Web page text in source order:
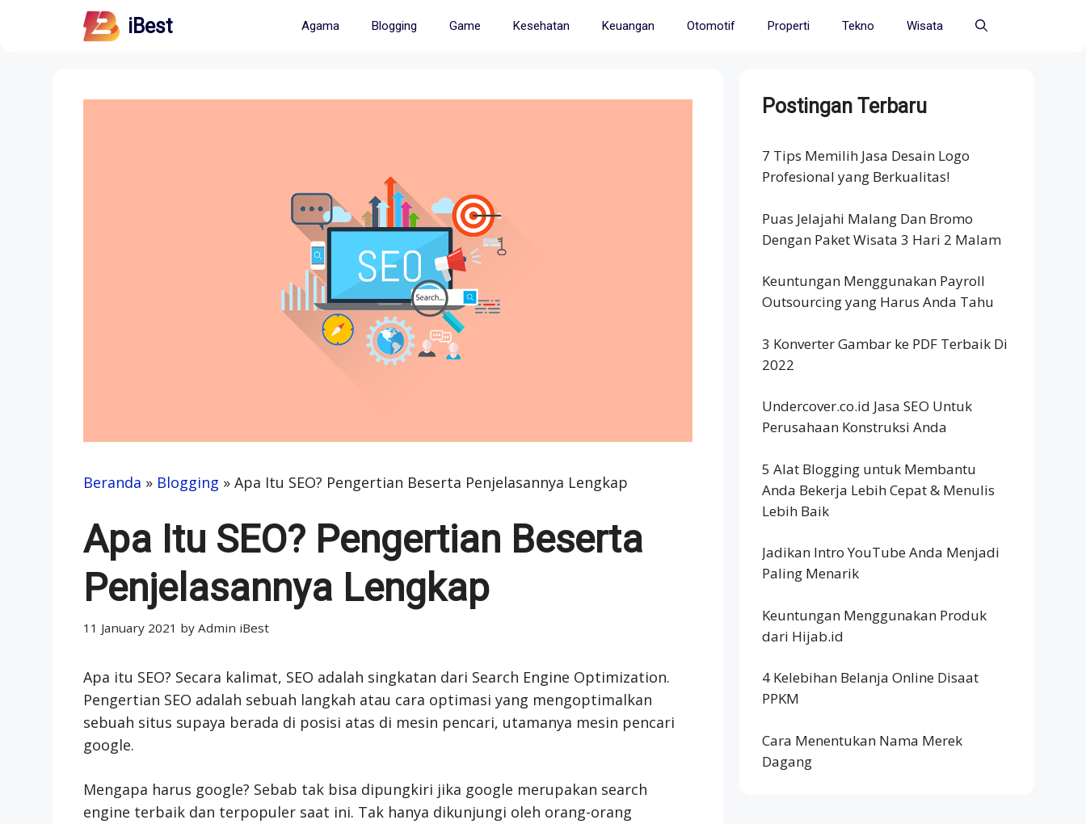
iBest Agama Blogging Game Kesehatan Keuangan Otomotif Properti Tekno Wisata
Beranda » Blogging » Apa Itu SEO? Pengertian Beserta Penjelasannya Lengkap
Apa Itu SEO? Pengertian Beserta
Penjelasannya Lengkap
11 January 2021 by Admin iBest
Apa itu SEO? Secara kalimat, SEO adalah singkatan dari Search Engine Optimization.
Pengertian SEO adalah sebuah langkah atau cara optimasi yang mengoptimalkan
sebuah situs supaya berada di posisi atas di mesin pencari, utamanya mesin pencari
google.
Mengapa harus google? Sebab tak bisa dipungkiri jika google merupakan search
engine terbaik dan terpopuler saat ini. Tak hanya dikunjungi oleh orang-orang
Postingan Terbaru
7 Tips Memilih Jasa Desain Logo
Profesional yang Berkualitas!
Puas Jelajahi Malang Dan Bromo
Dengan Paket Wisata 3 Hari 2 Malam
Keuntungan Menggunakan Payroll
Outsourcing yang Harus Anda Tahu
3 Konverter Gambar ke PDF Terbaik Di
2022
Undercover.co.id Jasa SEO Untuk
Perusahaan Konstruksi Anda
5 Alat Blogging untuk Membantu
Anda Bekerja Lebih Cepat & Menulis
Lebih Baik
Jadikan Intro YouTube Anda Menjadi
Paling Menarik
Keuntungan Menggunakan Produk
dari Hijab.id
4 Kelebihan Belanja Online Disaat
PPKM
Cara Menentukan Nama Merek
Dagang